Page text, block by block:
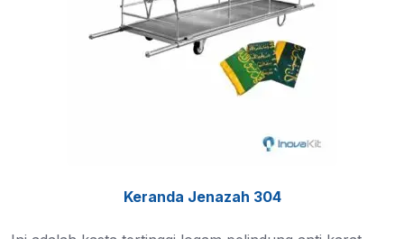
Keranda Jenazah 304